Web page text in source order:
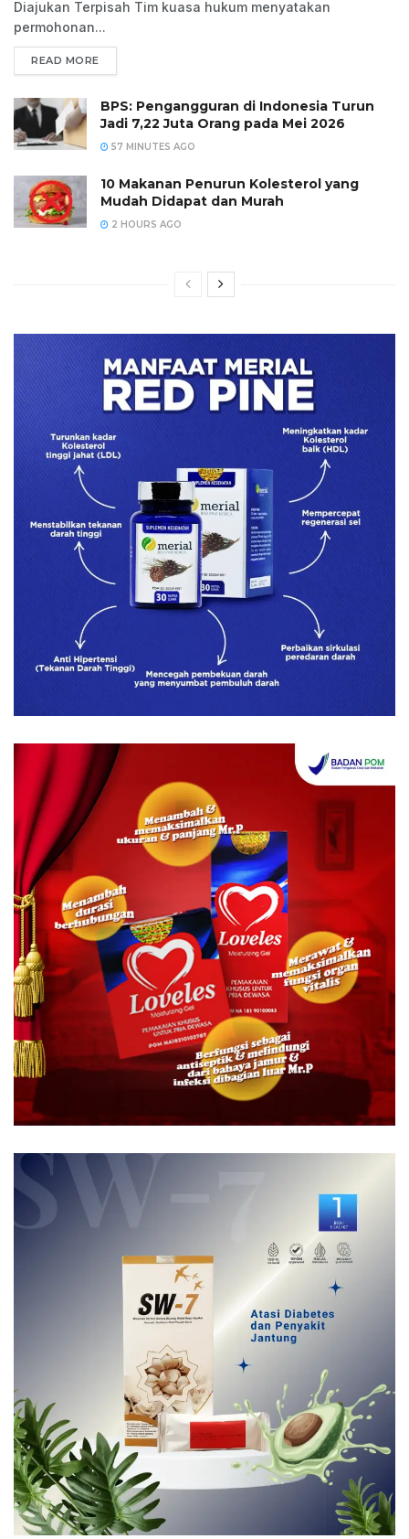
Diajukan Terpisah Tim kuasa hukum menyatakan
permohonan...
READ MORE
BPS: Pengangguran di Indonesia Turun
Jadi 7,22 Juta Orang pada Mei 2026
57 MINUTES AGO
10 Makanan Penurun Kolesterol yang
Mudah Didapat dan Murah
2 HOURS AGO